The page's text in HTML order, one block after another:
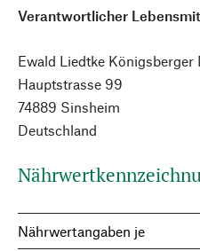
Verantwortlicher
Ewald Liedtke Königsberger
Hauptstrasse 99
74889 Sinsheim
Deutschland
Nährwertangaben je